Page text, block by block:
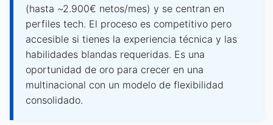
(hasta ~2.900€ netos/mes) y se centran en
perfiles tech. El proceso es competitivo pero
accesible si tienes la experiencia técnica y las
habilidades blandas requeridas. Es una
oportunidad de oro para crecer en una
multinacional con un modelo de flexibilidad
consolidado.